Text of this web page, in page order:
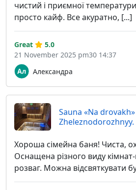
чистий і приємної
просто кайф. Все акуратно, [...]
Александра
Great
5.0
21 November 2025 pm30 14:37
Sauna «Na
Zheleznodorozhnyy.
Хороша сімейна баня! Чиста,
Оснащена різного виду
розваг. Можна відсвяткувати